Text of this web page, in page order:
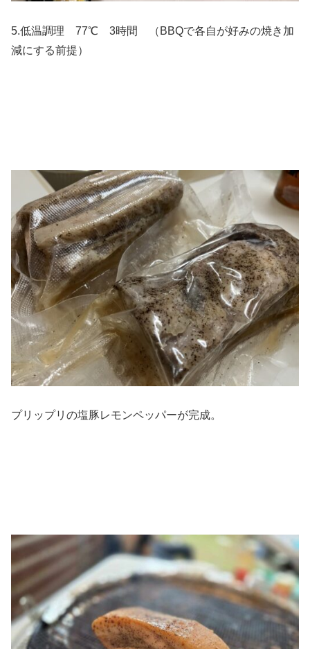
5.低温調理 77℃ 3時間 （BBQで各自が好みの焼き加
減にする前提）
プリップリの塩豚レモンペッパーが完成。